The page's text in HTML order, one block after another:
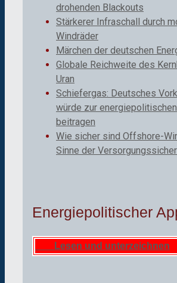
drohenden Blackouts
Stärkerer Infraschall durch
Windräder
Märchen der deutschen
Globale Reichweite des
Uran
Schiefergas: Deutsches
würde zur
beitragen
Wie sicher sind Offshore-
Sinne der
Energiepolitischer
Lesen und unterzeichnen